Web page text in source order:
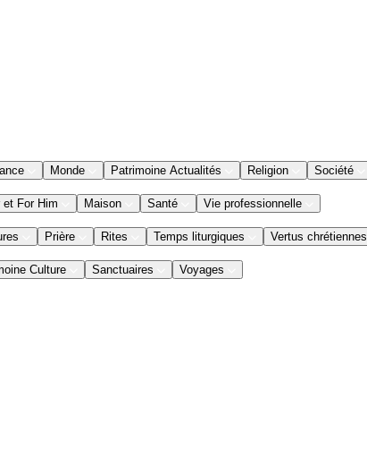
Monde Patrimoine Actualités Religion Société
et For Him Maison Santé Vie professionnelle
Prière Rites Temps liturgiques Vertus chrétiennes
Culture Sanctuaires Voyages